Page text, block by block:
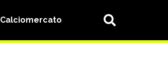
Calciomercato